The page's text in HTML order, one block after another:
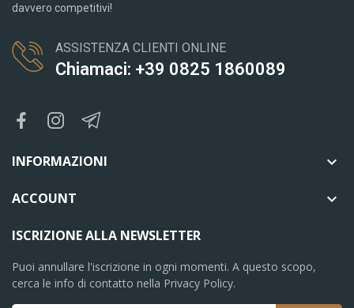
davvero competitivi!
ASSISTENZA CLIENTI ONLINE
Chiamaci: +39 0825 1860089
INFORMAZIONI 
ACCOUNT 
ISCRIZIONE ALLA NEWSLETTER
Puoi annullare l'iscrizione in ogni momenti. A questo scopo,
cerca le info di contatto nella Privacy Policy.